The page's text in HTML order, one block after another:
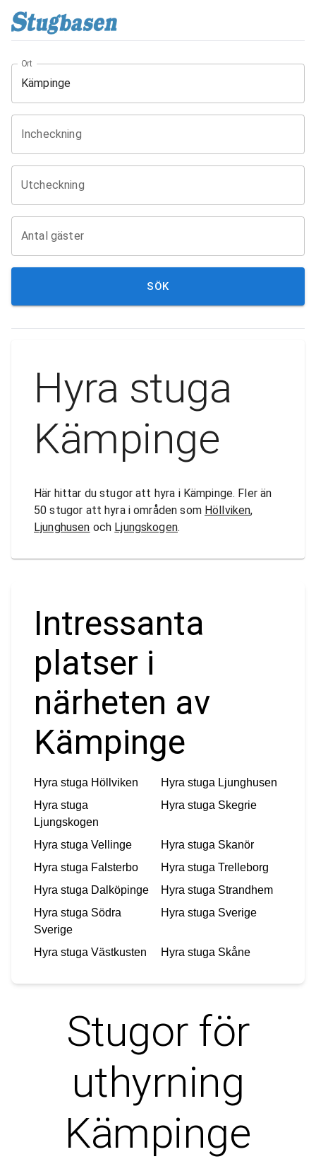
Ort
Incheckning
Utcheckning
Antal gäster
SÖK
Hyra stuga
Kämpinge
Här hittar du stugor att hyra i Kämpinge. Fler än
50 stugor att hyra i områden som Höllviken,
Ljunghusen och Ljungskogen.
Intressanta
platser i
närheten av
Kämpinge
Hyra stuga Höllviken Hyra stuga Ljunghusen
Hyra stuga
Ljungskogen
Hyra stuga Skegrie
Hyra stuga Vellinge Hyra stuga Skanör
Hyra stuga Falsterbo Hyra stuga Trelleborg
Hyra stuga Dalköpinge Hyra stuga Strandhem
Hyra stuga Södra
Sverige
Hyra stuga Sverige
Hyra stuga Västkusten Hyra stuga Skåne
Stugor för
uthyrning
Kämpinge